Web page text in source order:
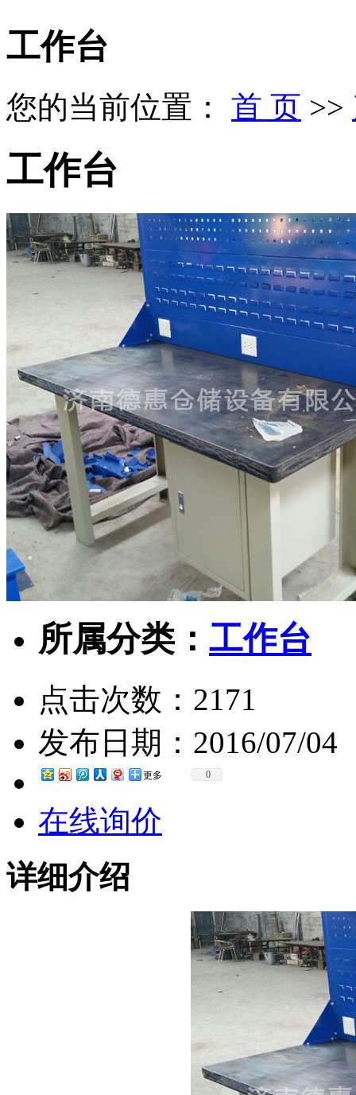
工作台
您的当前位置： 首 页 >>
工作台
所属分类： 工作台
点击次数： 2171
发布日期： 2016/07/04
更多 0
在线询价
详细介绍